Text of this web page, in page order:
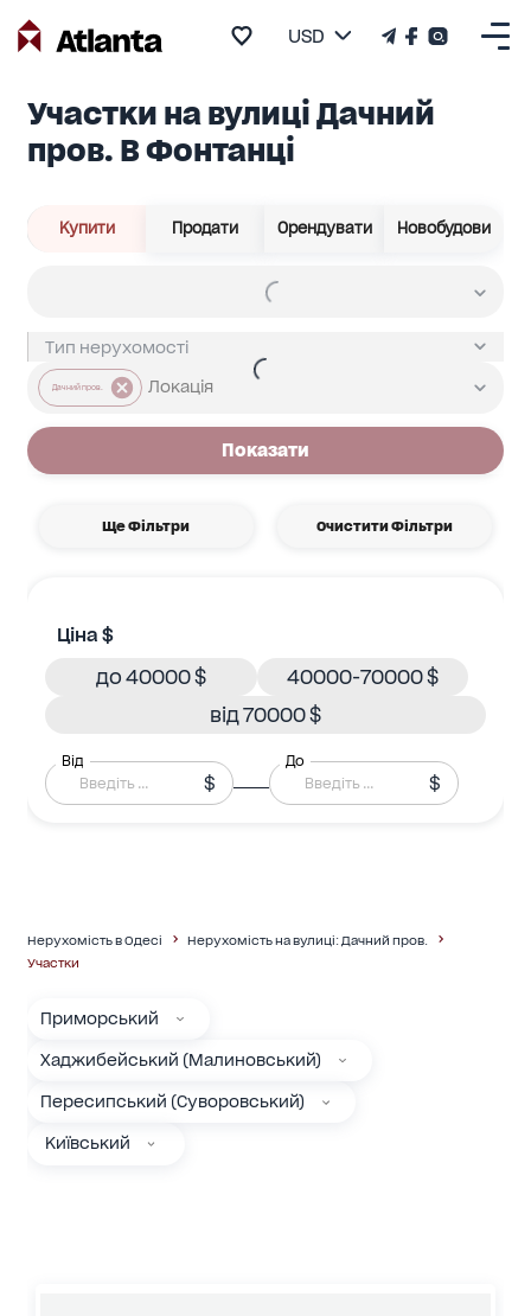
USD
Участки на вулиці Дачний
пров. В Фонтанці
Купити Продати Орендувати Новобудови
Дачний пров.
Показати
Ще Фільтри Очистити Фільтри
Ціна $
до 40000 $
40000-70000 $
від 70000 $
Від
$
До
$
Нерухомість в Одесі
Нерухомість на вулиці: Дачний пров.
Участки
Приморський
Хаджибейський (Малиновський)
Пересипський (Суворовський)
Київський